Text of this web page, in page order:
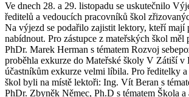
Ve dnech 28. a 29. listopadu se uskutečnilo
ředitelů a vedoucích pracovníků škol
Na výjezd se podařilo zajistit lektory, kteří mají
nabídnout. Pro zástupce z mateřských škol měl
PhDr. Marek Herman s tématem Rozvoj
proběhla exkurze do Mateřské školy V Zátiší v
účastníkům exkurze velmi líbila. Pro ředitelky
škol byli na místě lektoři: Ing. Vít Beran s
PhDr. Zbyněk Němec, Ph.D s tématem Škola a